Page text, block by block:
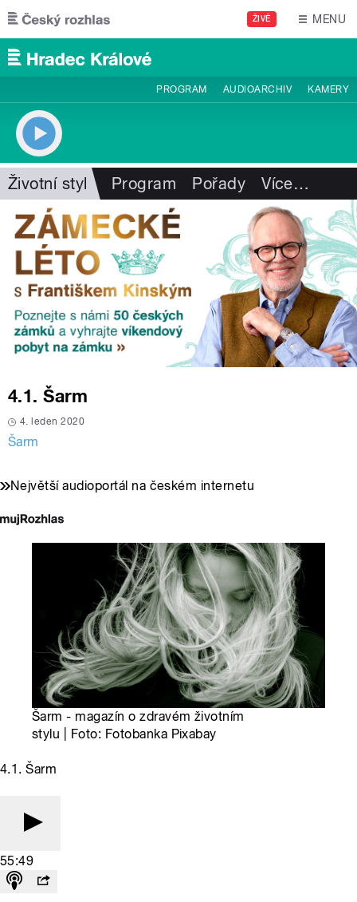
Přejít k hlavnímu obsahu
ŽIVĚ MENU
PROGRAM AUDIOARCHIV KAMERY
Životní styl Program Pořady Více…
4.1. Šarm
4. leden 2020
Šarm
Největší audioportál na českém internetu
Šarm - magazín o zdravém životním
stylu | Foto: Fotobanka Pixabay
4.1. Šarm
55:49